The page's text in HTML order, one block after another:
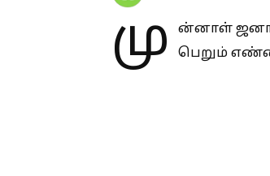
மு
ன்னாள்
பெறும்